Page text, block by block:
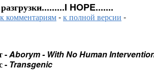
HOPE.......
к комментариям-к полной версии -
-Aborym - With No Human
- Transgenic